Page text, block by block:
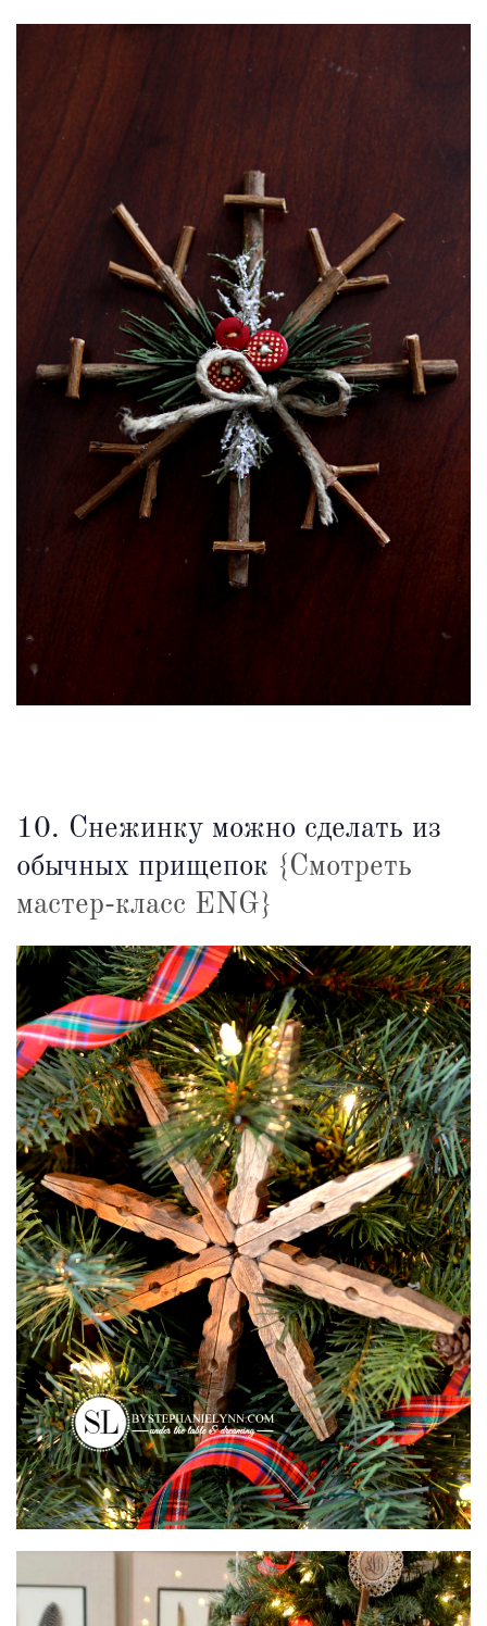
10. Снежинку можно сделать из
обычных прищепок {Смотреть
мастер-класс ENG}